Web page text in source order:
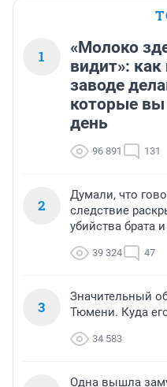
1
«Молоко
видит»:
заводе
которые
день
96 891 131
2
Думали, что
следствие
убийства брата
39 324 47
3
Значительный
Тюмени. Куда
34 583
Одна вышла